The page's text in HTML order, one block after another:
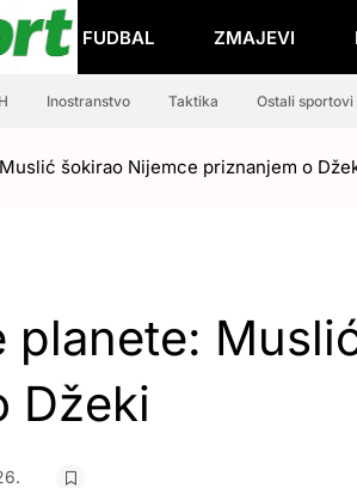
FUDBAL ZMAJEVI
Inostranstvo Taktika Ostali sportovi
šokirao Nijemce priznanjem o
planete:
Džeki